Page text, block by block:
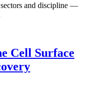
and discipline —
Cell Surface